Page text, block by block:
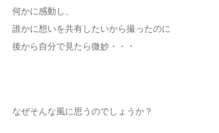
何かに感動し、
誰かに想いを共有したいから撮ったのに
後から自分で見たら微妙・・・
なぜそんな風に思うのでしょうか？